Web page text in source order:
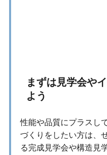
まずは見学会や
よう
性能や品質にプラスし
づくりをしたい方は、
る完成見学会や構造見